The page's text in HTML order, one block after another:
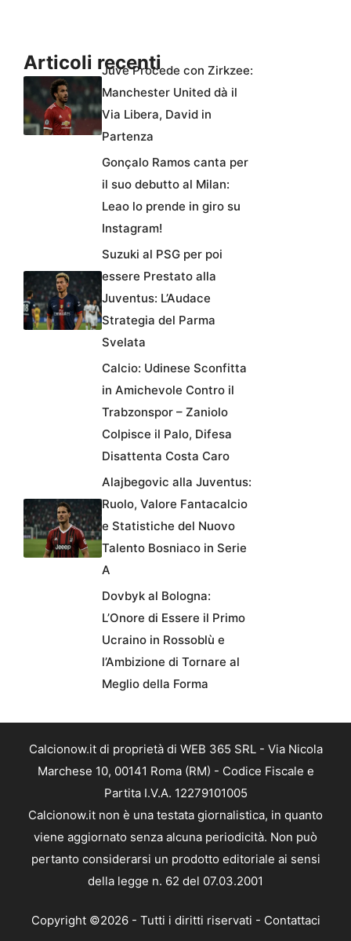
Articoli recentiJuve Procede con Zirkzee:
Manchester United dà il
Via Libera, David in
Partenza
Gonçalo Ramos canta per
il suo debutto al Milan:
Leao lo prende in giro su
Instagram!
Suzuki al PSG per poi
essere Prestato alla
Juventus: L’Audace
Strategia del Parma
Svelata
Calcio: Udinese Sconfitta
in Amichevole Contro il
Trabzonspor – Zaniolo
Colpisce il Palo, Difesa
Disattenta Costa Caro
Alajbegovic alla Juventus:
Ruolo, Valore Fantacalcio
e Statistiche del Nuovo
Talento Bosniaco in Serie
A
Dovbyk al Bologna:
L’Onore di Essere il Primo
Ucraino in Rossoblù e
l’Ambizione di Tornare al
Meglio della Forma
Calcionow.it di proprietà di WEB 365 SRL - Via Nicola
Marchese 10, 00141 Roma (RM) - Codice Fiscale e
Partita I.V.A. 12279101005
Calcionow.it non è una testata giornalistica, in quanto
viene aggiornato senza alcuna periodicità. Non può
pertanto considerarsi un prodotto editoriale ai sensi
della legge n. 62 del 07.03.2001
Copyright ©2026 - Tutti i diritti riservati - Contattaci